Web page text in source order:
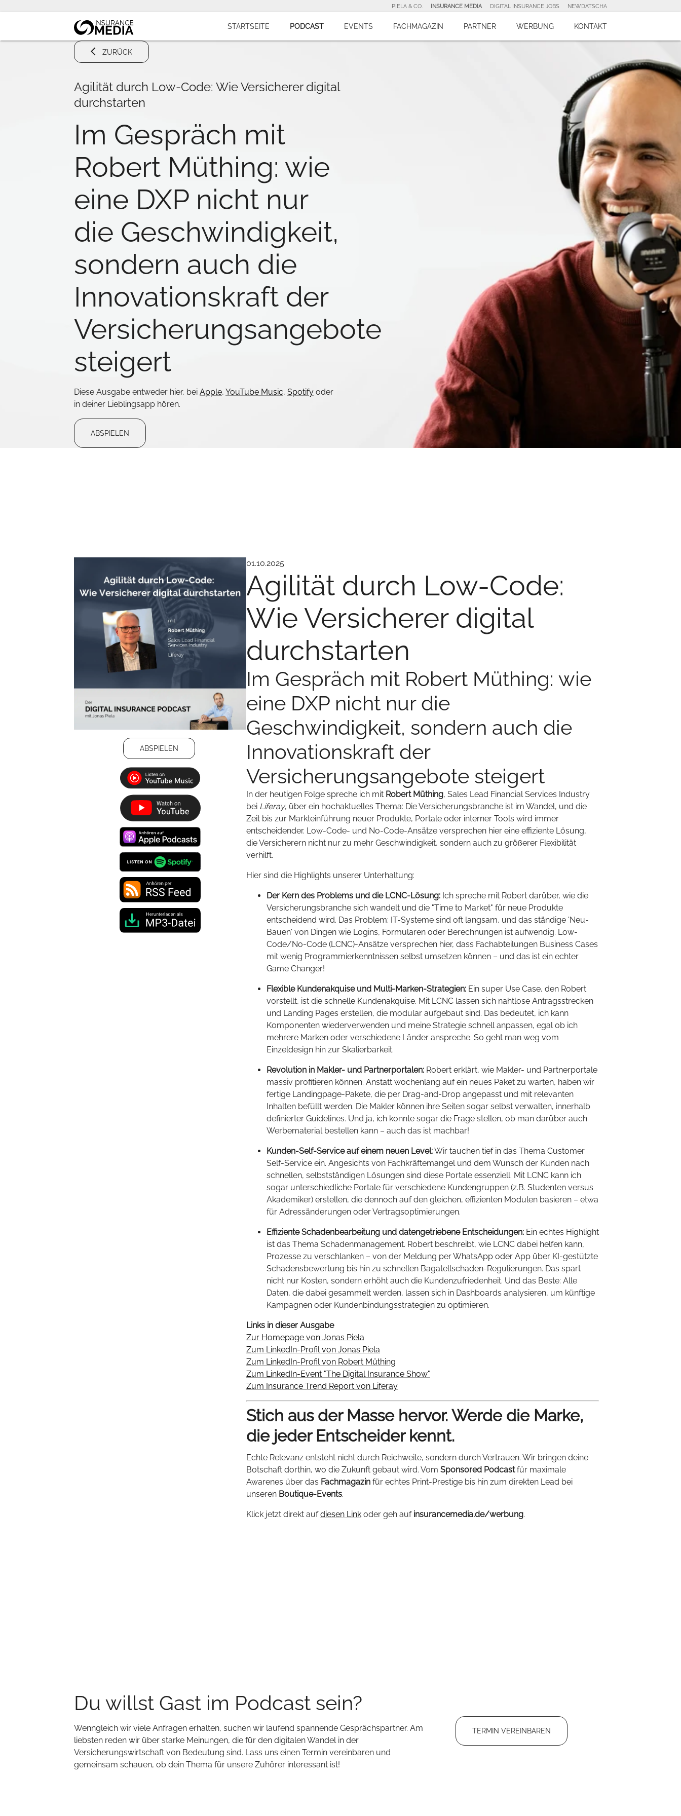
PIELA & CO. INSURANCE MEDIA DIGITAL INSURANCE JOBS NEWDATSCHA
STARTSEITE PODCAST EVENTS FACHMAGAZIN PARTNER WERBUNG KONTAKT
ZURÜCK
Agilität durch Low-Code: Wie Versicherer digital
durchstarten
Im Gespräch mit
Robert Müthing: wie
eine DXP nicht nur
die Geschwindigkeit,
sondern auch die
Innovationskraft der
Versicherungsangebote
steigert
Diese Ausgabe entweder hier, bei Apple, YouTube Music, Spotify oder
in deiner Lieblingsapp hören.
ABSPIELEN
ABSPIELEN
01.10.2025
Agilität durch Low-Code:
Wie Versicherer digital
durchstarten
Im Gespräch mit Robert Müthing: wie
eine DXP nicht nur die
Geschwindigkeit, sondern auch die
Innovationskraft der
Versicherungsangebote steigert
In der heutigen Folge spreche ich mit Robert Müthing, Sales Lead Financial Services Industry
bei Liferay, über ein hochaktuelles Thema: Die Versicherungsbranche ist im Wandel, und die
Zeit bis zur Markteinführung neuer Produkte, Portale oder interner Tools wird immer
entscheidender. Low-Code- und No-Code-Ansätze versprechen hier eine effiziente Lösung,
die Versicherern nicht nur zu mehr Geschwindigkeit, sondern auch zu größerer Flexibilität
verhilft.
Hier sind die Highlights unserer Unterhaltung:
Der Kern des Problems und die LCNC-Lösung: Ich spreche mit Robert darüber, wie die
Versicherungsbranche sich wandelt und die "Time to Market" für neue Produkte
entscheidend wird. Das Problem: IT-Systeme sind oft langsam, und das ständige 'Neu-
Bauen' von Dingen wie Logins, Formularen oder Berechnungen ist aufwendig. Low-
Code/No-Code (LCNC)-Ansätze versprechen hier, dass Fachabteilungen Business Cases
mit wenig Programmierkenntnissen selbst umsetzen können – und das ist ein echter
Game Changer!
Flexible Kundenakquise und Multi-Marken-Strategien: Ein super Use Case, den Robert
vorstellt, ist die schnelle Kundenakquise. Mit LCNC lassen sich nahtlose Antragsstrecken
und Landing Pages erstellen, die modular aufgebaut sind. Das bedeutet, ich kann
Komponenten wiederverwenden und meine Strategie schnell anpassen, egal ob ich
mehrere Marken oder verschiedene Länder anspreche. So geht man weg vom
Einzeldesign hin zur Skalierbarkeit.
Revolution in Makler- und Partnerportalen: Robert erklärt, wie Makler- und Partnerportale
massiv profitieren können. Anstatt wochenlang auf ein neues Paket zu warten, haben wir
fertige Landingpage-Pakete, die per Drag-and-Drop angepasst und mit relevanten
Inhalten befüllt werden. Die Makler können ihre Seiten sogar selbst verwalten, innerhalb
definierter Guidelines. Und ja, ich konnte sogar die Frage stellen, ob man darüber auch
Werbematerial bestellen kann – auch das ist machbar!
Kunden-Self-Service auf einem neuen Level:Wir tauchen tief in das Thema Customer
Self-Service ein. Angesichts von Fachkräftemangel und dem Wunsch der Kunden nach
schnellen, selbstständigen Lösungen sind diese Portale essenziell. Mit LCNC kann ich
sogar unterschiedliche Portale für verschiedene Kundengruppen (z.B. Studenten versus
Akademiker) erstellen, die dennoch auf den gleichen, effizienten Modulen basieren – etwa
für Adressänderungen oder Vertragsoptimierungen.
Effiziente Schadenbearbeitung und datengetriebene Entscheidungen: Ein echtes Highlight
ist das Thema Schadenmanagement. Robert beschreibt, wie LCNC dabei helfen kann,
Prozesse zu verschlanken – von der Meldung per WhatsApp oder App über KI-gestützte
Schadensbewertung bis hin zu schnellen Bagatellschaden-Regulierungen. Das spart
nicht nur Kosten, sondern erhöht auch die Kundenzufriedenheit. Und das Beste: Alle
Daten, die dabei gesammelt werden, lassen sich in Dashboards analysieren, um künftige
Kampagnen oder Kundenbindungsstrategien zu optimieren.
Links in dieser Ausgabe
Zur Homepage von Jonas Piela
Zum LinkedIn-Profil von Jonas Piela
Zum LinkedIn-Profil von Robert Müthing
Zum LinkedIn-Event "The Digital Insurance Show"
Zum Insurance Trend Report von Liferay
Stich aus der Masse hervor. Werde die Marke,
die jeder Entscheider kennt.
Echte Relevanz entsteht nicht durch Reichweite, sondern durch Vertrauen. Wir bringen deine
Botschaft dorthin, wo die Zukunft gebaut wird. Vom Sponsored Podcastfür maximale
Awarenes über das Fachmagazin für echtes Print-Prestige bis hin zum direkten Lead bei
unseren Boutique-Events.
Klick jetzt direkt aufdiesen Link oder geh auf insurancemedia.de/werbung.
Du willst Gast im Podcast sein?
Wenngleich wir viele Anfragen erhalten, suchen wir laufend spannende Gesprächspartner. Am
liebsten reden wir über starke Meinungen, die für den digitalen Wandel in der
Versicherungswirtschaft von Bedeutung sind. Lass uns einen Termin vereinbaren und
gemeinsam schauen, ob dein Thema für unsere Zuhörer interessant ist!
TERMIN VEREINBAREN